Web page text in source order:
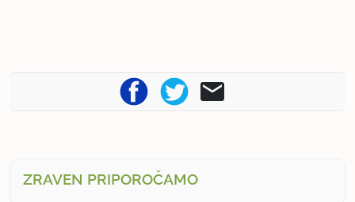
ZRAVEN PRIPOROČAMO